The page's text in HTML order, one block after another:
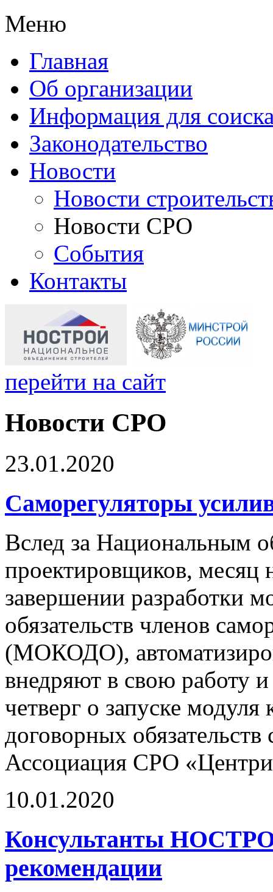
Меню
Главная
Об организации
Информация для
Законодательство
Новости
Новости
Новости СРО
События
Контакты
перейти на сайт
Новости СРО
23.01.2020
Саморегуляторы
Вслед за Национальным
проектировщиков, месяц
завершении разработки
обязательств членов
(МОКОДО),
внедряют в свою
четверг о запуске
договорных
Ассоциация СРО
10.01.2020
Консультанты
рекомендации